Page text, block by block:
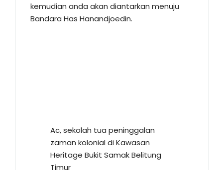
kemudian anda akan diantarkan menuju
Bandara Has Hanandjoedin.
Ac, sekolah tua peninggalan
zaman kolonial di Kawasan
Heritage Bukit Samak Belitung
Timur